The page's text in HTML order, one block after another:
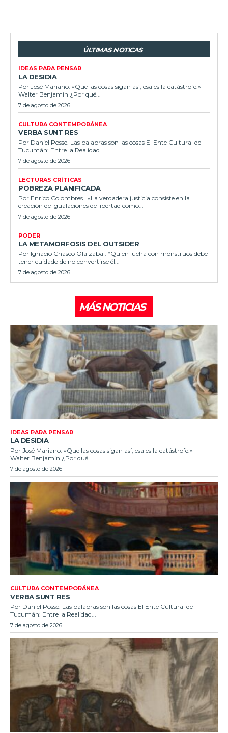
ÚLTIMAS NOTICAS
IDEAS PARA PENSAR
LA DESIDIA
Por José Mariano. «Que las cosas sigan así, esa es la catástrofe.» —
Walter Benjamin ¿Por qué...
7 de agosto de 2026
CULTURA CONTEMPORÁNEA
VERBA SUNT RES
Por Daniel Posse. Las palabras son las cosas El Ente Cultural de
Tucumán: Entre la Realidad...
7 de agosto de 2026
LECTURAS CRÍTICAS
POBREZA PLANIFICADA
Por Enrico Colombres. «La verdadera justicia consiste en la
creación de igualaciones de libertad como...
7 de agosto de 2026
PODER
LA METAMORFOSIS DEL OUTSIDER
Por Ignacio Chasco Olaizábal. “Quien lucha con monstruos debe
tener cuidado de no convertirse él...
7 de agosto de 2026
MÁS NOTICIAS
IDEAS PARA PENSAR
LA DESIDIA
Por José Mariano. «Que las cosas sigan así, esa es la catástrofe.» —
Walter Benjamin ¿Por qué...
7 de agosto de 2026
CULTURA CONTEMPORÁNEA
VERBA SUNT RES
Por Daniel Posse. Las palabras son las cosas El Ente Cultural de
Tucumán: Entre la Realidad...
7 de agosto de 2026